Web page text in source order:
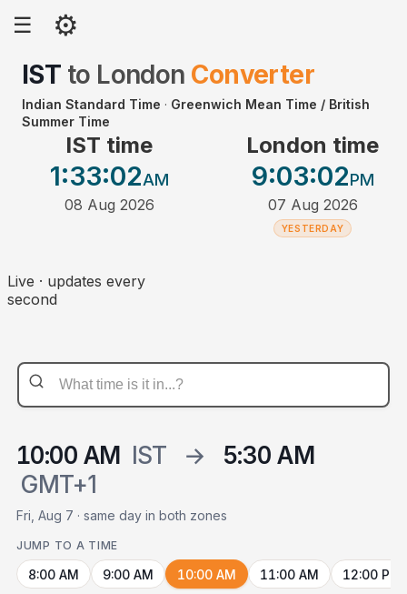
☰ ⚙
IST to London Converter
Indian Standard Time · Greenwich Mean Time / British
Summer Time
IST time
1:33:02AM
08 Aug 2026
London time
9:03:02PM
07 Aug 2026
YESTERDAY
Live · updates every
second
10:00 AM IST →
5:30 AM
GMT+1
Fri, Aug 7 · same day in both zones
JUMP TO A TIME
8:00 AM 9:00 AM 10:00 AM 11:00 AM 12:00 PM